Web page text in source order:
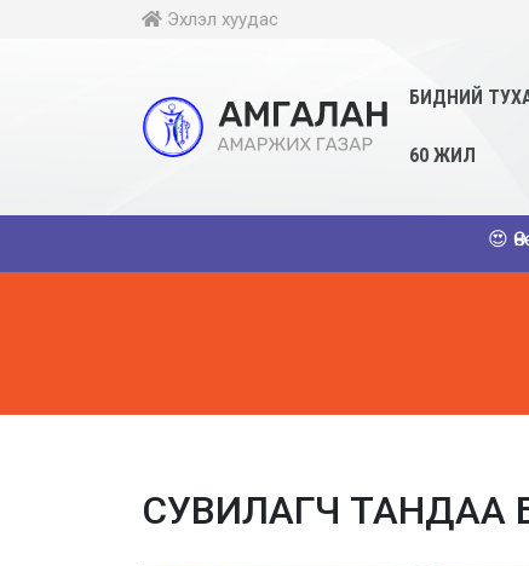
Эхлэл хуудас
БИДНИЙ
60 ЖИЛ
😍
СУВИЛАГЧ ТАНДАА